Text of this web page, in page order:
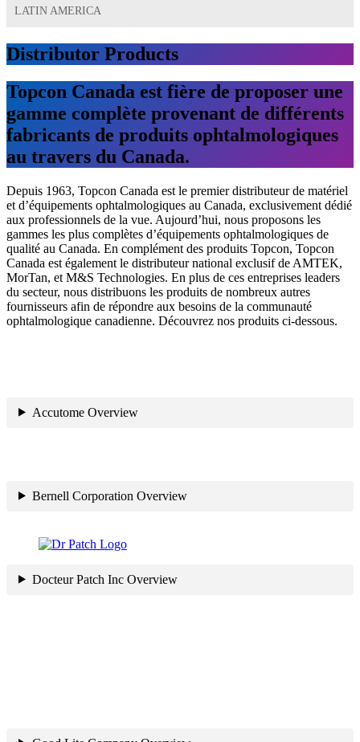
LATIN AMERICA
Distributor Products
Topcon Canada est fière de proposer une
gamme complète provenant de différents
fabricants de produits ophtalmologiques
au travers du Canada.
Depuis 1963, Topcon Canada est le premier distributeur de matériel
et d’équipements ophtalmologiques au Canada, exclusivement dédié
aux professionnels de la vue. Aujourd’hui, nous proposons les
gammes les plus complètes d’équipements ophtalmologiques de
qualité au Canada. En complément des produits Topcon, Topcon
Canada est également le distributeur national exclusif de AMTEK,
MorTan, et M&S Technologies. En plus de ces entreprises leaders
du secteur, nous distribuons les produits de nombreux autres
fournisseurs afin de répondre aux besoins de la communauté
ophtalmologique canadienne. Découvrez nos produits ci-dessous.
Accutome Overview
Bernell Corporation Overview
Docteur Patch Inc Overview